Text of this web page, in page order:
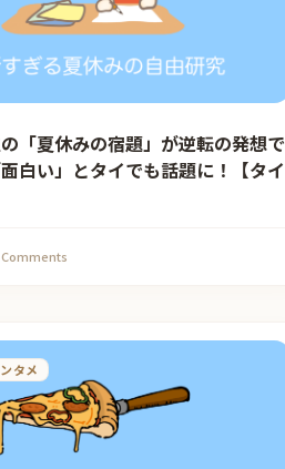
「夏休みの宿題」が逆転の発想で
面白い」とタイでも話題に！【タイ
Comments
タメ